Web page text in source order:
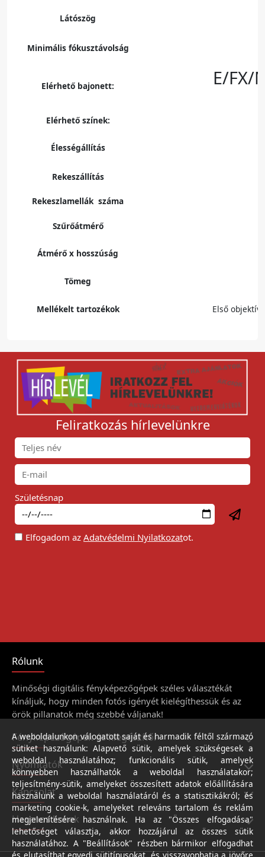
Látószög
Minimális fókusztávolság
Elérhető bajonett: E/FX/
Elérhető színek:
Élességállítás
Rekeszállítás
Rekeszlamellák száma
Szűrőátmérő
Átmérő x hosszúság
Tömeg
Mellékelt tartozékok Első
Feliratkozás hírlevelünkre
Születésnap
Elfogadom az Adatvédelmi Nyilatkozatot.
Rólunk
Minőségi digitális fényképezőgépek széles választékát
kínáljuk, hogy minden fotós igényét kielégíthessük és az
örök pillanatok még szebbé váljanak!
Fényképezőgépek és kiegészítői
Nyomtatók
Kapcsolat
Hasznos linkek
A weboldalunkon válogatott saját és harmadik féltől származó
sütiket használunk: Alapvető sütik, amelyek szükségesek a
weboldal használatához; funkcionális sütik, amelyek
könnyebben használhatók a weboldal használatakor;
teljesítmény-sütik, amelyeket összesített adatok előállítására
használunk a weboldal használatáról és a statisztikákról; és
marketing cookie-k, amelyeket releváns tartalom és reklám
megjelenítésére használnak. Ha az "Összes elfogadása"
lehetőséget választja, akkor hozzájárul az összes sütik
használatához. A "Beállítások" részben bármikor elfogadhat